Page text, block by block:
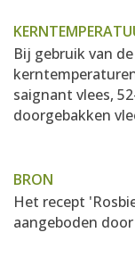
Bij gebruik van
saignant vlees,
doorgebakken
BRON
Het recept
aangeboden door